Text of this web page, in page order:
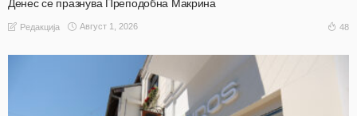
Денес се празнува Преподобна Макрина
Редакција Август 1, 2026 48